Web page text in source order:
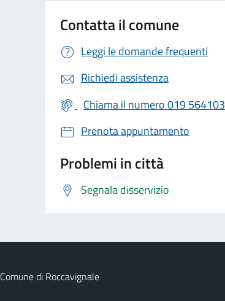
Contatta il comune
Leggi le domande frequenti
Richiedi assistenza
Chiama il numero 019 564103
Prenota appuntamento
Problemi in città
Segnala disservizio
Comune di Roccavignale